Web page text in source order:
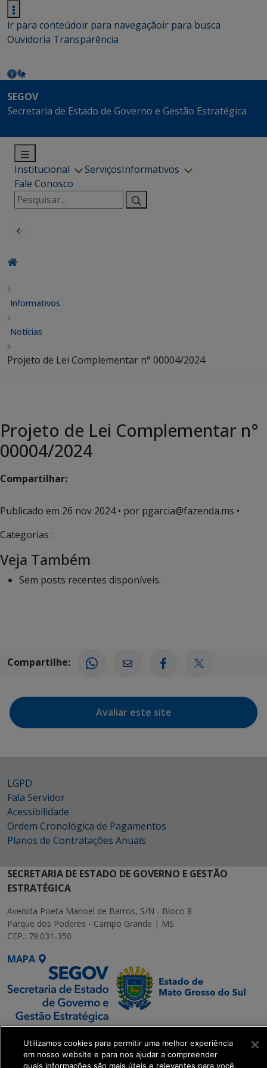
ir para conteúdoir para navegaçãoir para busca
Ouvidoria Transparência
SEGOV
Secretaria de Estado de Governo e Gestão Estratégica
Institucional ServiçosInformativos
Fale Conosco
Pesquisar
por:
Informativos
Notícias
Projeto de Lei Complementar n° 00004/2024
Projeto de Lei Complementar n°
00004/2024
Compartilhar:
Publicado em 26 nov 2024• por pgarcia@fazenda.ms •
Categorias :
Veja Também
Sem posts recentes disponíveis.
Compartilhe:
Avaliar este site
LGPD
Fala Servidor
Acessibilidade
Ordem Cronológica de Pagamentos
Planos de Contratações Anuais
SECRETARIA DE ESTADO DE GOVERNO E GESTÃO
ESTRATÉGICA
Avenida Poeta Manoel de Barros, S/N - Bloco 8
Parque dos Poderes - Campo Grande | MS
CEP.: 79.031-350
MAPA
SETDIG | Secretaria-
Executiva de
Utilizamos cookies para permitir uma melhor experiência
em nosso website e para nos ajudar a compreender
quais informações são mais úteis e relevantes para você.